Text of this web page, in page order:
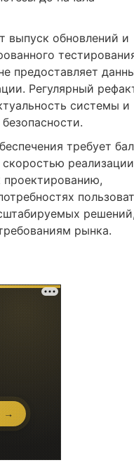
выпуск обновлений и
предоставляет
Регулярный
системы и
требует
решений,
рынка.